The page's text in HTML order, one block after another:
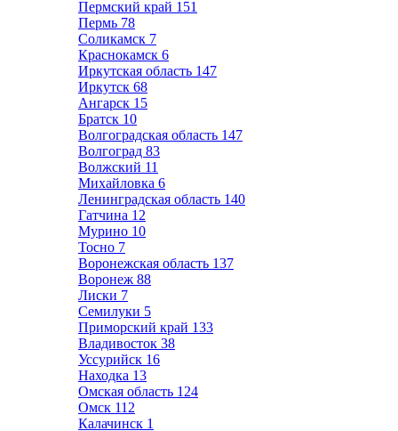
Пермский край 151
Пермь 78
Соликамск 7
Краснокамск 6
Иркутская область 147
Иркутск 68
Ангарск 15
Братск 10
Волгоградская область 147
Волгоград 83
Волжский 11
Михайловка 6
Ленинградская область 140
Гатчина 12
Мурино 10
Тосно 7
Воронежская область 137
Воронеж 88
Лиски 7
Семилуки 5
Приморский край 133
Владивосток 38
Уссурийск 16
Находка 13
Омская область 124
Омск 112
Калачинск 1